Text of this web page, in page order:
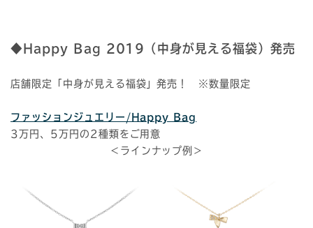
◆Happy Bag 2019（中身が見える福袋）発売
店舗限定「中身が見える福袋」発売！ ※数量限定
ファッションジュエリー/Happy Bag
3万円、5万円の2種類をご用意
＜ラインナップ例＞